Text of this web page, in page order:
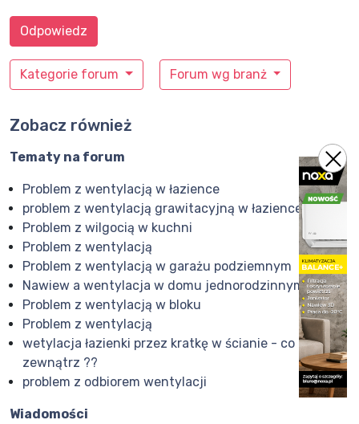
Kategorie forum Forum wg branż
Odpowiedz
Zobacz również
Tematy na forum
Problem z wentylacją w łazience
problem z wentylacją grawitacyjną w łazience
Problem z wilgocią w kuchni
Problem z wentylacją
Problem z wentylacją w garażu podziemnym
Nawiew a wentylacja w domu jednorodzinnym.
Problem z wentylacją w bloku
Problem z wentylacją
wetylacja łazienki przez kratkę w ścianie - co na
zewnątrz ??
problem z odbiorem wentylacji
Wiadomości